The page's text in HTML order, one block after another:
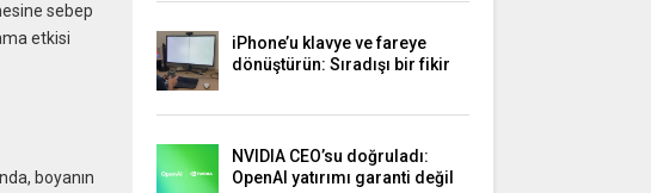
sebep
etkisi
boyanın
iPhone’u klavye ve fareye
dönüştürün: Sıradışı bir fikir
NVIDIA CEO’su doğruladı:
OpenAI yatırımı garanti değil